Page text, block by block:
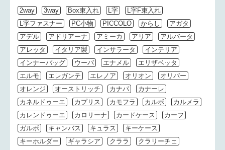
2way 3way Box束入れ L字
L字F束入れ
L字ファスナー
PC小物 PICCOLO からし
アガタ
アデル
アドリアーナ アミーカ アリア
アルバータ
アレッタ
イタリア製 インサラータ
インテリア
インナーバッグ
ウーバ エナメル
エリザベッタ
エルモ
エレガンテ エレノア オリオン
オリバー
オレンジ
オーストリッチ カナパ
カナーレ
カネルドゥーエ
カプリス カモフラ カルボ
カルメラ
カレンドゥーエ
カロリーナ カードケース
カーフ
ガルボ
キャンバス キュラス
キーケース
キーホルダー
ギャラシア クララ
クラリーチェ